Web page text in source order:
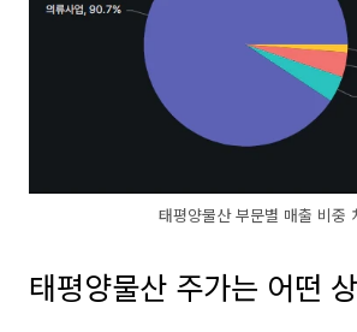
태평양물산 부문별 매출 비중
태평양물산 주가는 어떤